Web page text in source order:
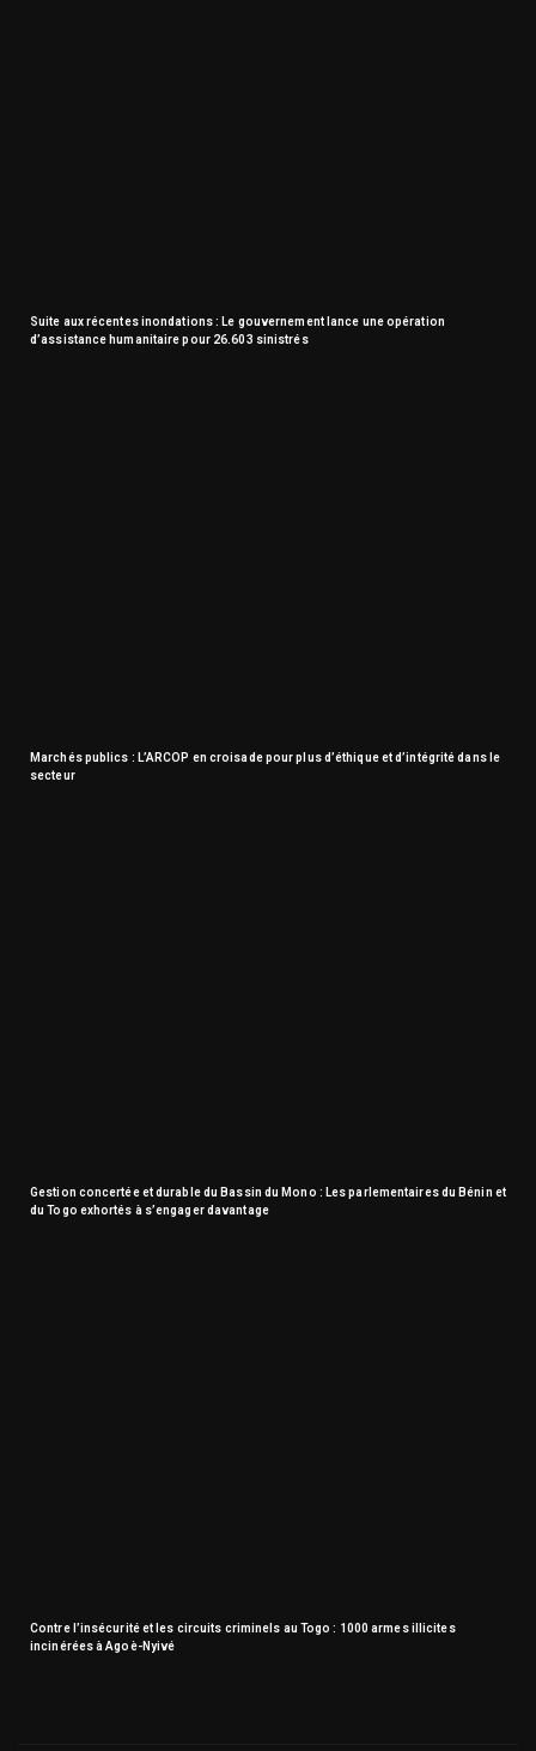
Suite aux récentes inondations : Le gouvernement lance une opération
d’assistance humanitaire pour 26.603 sinistrés
Marchés publics : L’ARCOP en croisade pour plus d’éthique et d’intégrité dans le
secteur
Gestion concertée et durable du Bassin du Mono : Les parlementaires du Bénin et
du Togo exhortés à s’engager davantage
Contre l’insécurité et les circuits criminels au Togo : 1000 armes illicites
incinérées à Agoè-Nyivé